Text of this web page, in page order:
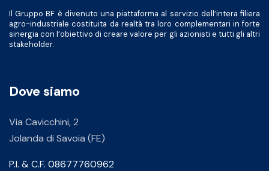
Il Gruppo BF è divenuto una piattaforma al servizio dell’intera filiera
agro-industriale costituita da realtà tra loro complementari in forte
sinergia con l’obiettivo di creare valore per gli azionisti e tutti gli altri
stakeholder.
Dove siamo
Via Cavicchini, 2
Jolanda di Savoia (FE)
P.I. & C.F. 08677760962